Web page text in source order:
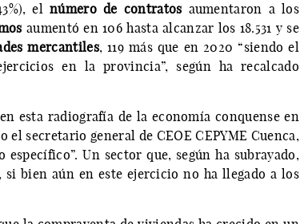
elnúmero de contratos aumentaron a los
aumentó en 106 hasta alcanzar los 18.531 y se
mercantiles, 119 más que en 2020 “siendo el
en la provincia”, según ha recalcado
esta radiografía de la economía conquense en
secretario general de CEOE CEPYME Cuenca,
Un sector que, según ha subrayado,
bien aún en este ejercicio no ha llegado a los